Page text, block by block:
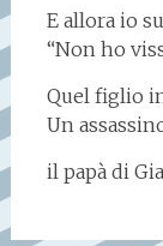
E allora io
“Non ho
Quel figlio
Un
il papà di